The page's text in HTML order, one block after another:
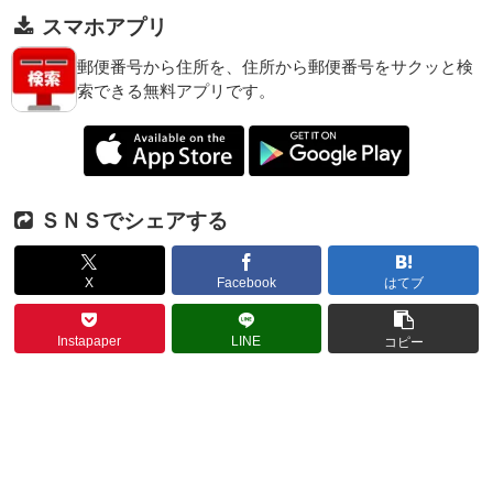
スマホアプリ
郵便番号から住所を、住所から郵便番号をサクッと検
索できる無料アプリです。
ＳＮＳでシェアする
X Facebook はてブ
Instapaper LINE コピー